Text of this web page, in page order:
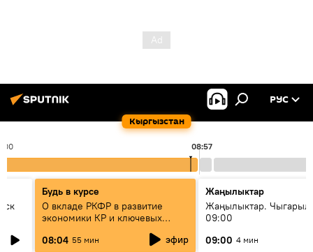
Кыргызстан
РУС
08:57
Будь в курсе
О вкладе РКФР в развитие
экономики КР и ключевых
08:04 55 мин эфир
Жаңылыктар
Жаңылыктар.
09:00
09:00 4 мин